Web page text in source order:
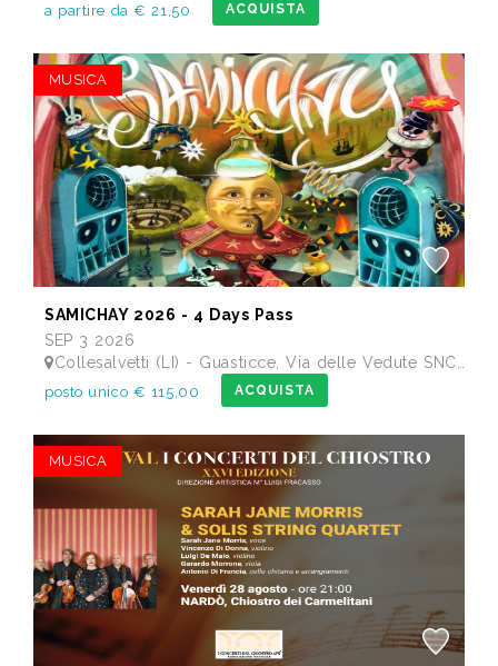
a partire da € 21,50 ACQUISTA
MUSICA
SAMICHAY 2026 - 4 Days Pass
SEP 3 2026
Collesalvetti (LI) - Guasticce, Via delle Vedute SNC - Lago Alberto, Tenuta Bellavista Insuese
posto unico € 115,00 ACQUISTA
MUSICA